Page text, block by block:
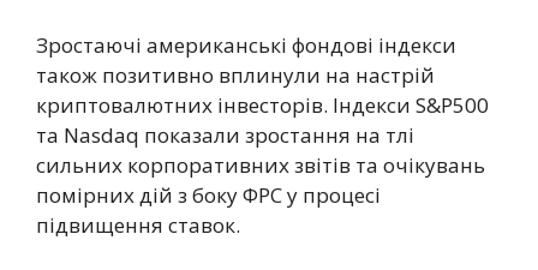
Зростаючі американські фондові індекси
також позитивно вплинули на настрій
криптовалютних інвесторів. Індекси S&P500
та Nasdaq показали зростання на тлі
сильних корпоративних звітів та очікувань
помірних дій з боку ФРС у процесі
підвищення ставок.